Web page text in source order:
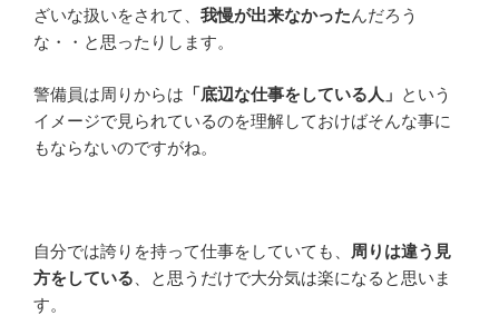
ざいな扱いをされて、 我慢が出来なかったんだろう
な・・と思ったりします。
警備員は周りからは 「底辺な仕事をしている人」 という
イメージで見られているのを理解しておけばそんな事に
もならないのですがね。
自分では誇りを持って仕事をしていても、
周りは違う見
方をしている 、と思うだけで大分気は楽になると思いま
す。